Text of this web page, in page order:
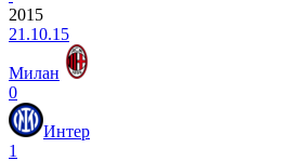
2015
21.10.15
Милан
0
Интер
1